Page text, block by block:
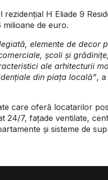
H Eliade 9
de euro.
elemente de decor
școli și
ale arhitecturii
din piața locală”,
care oferă locatarilor
24/7, fațade ventilate,
și sisteme de